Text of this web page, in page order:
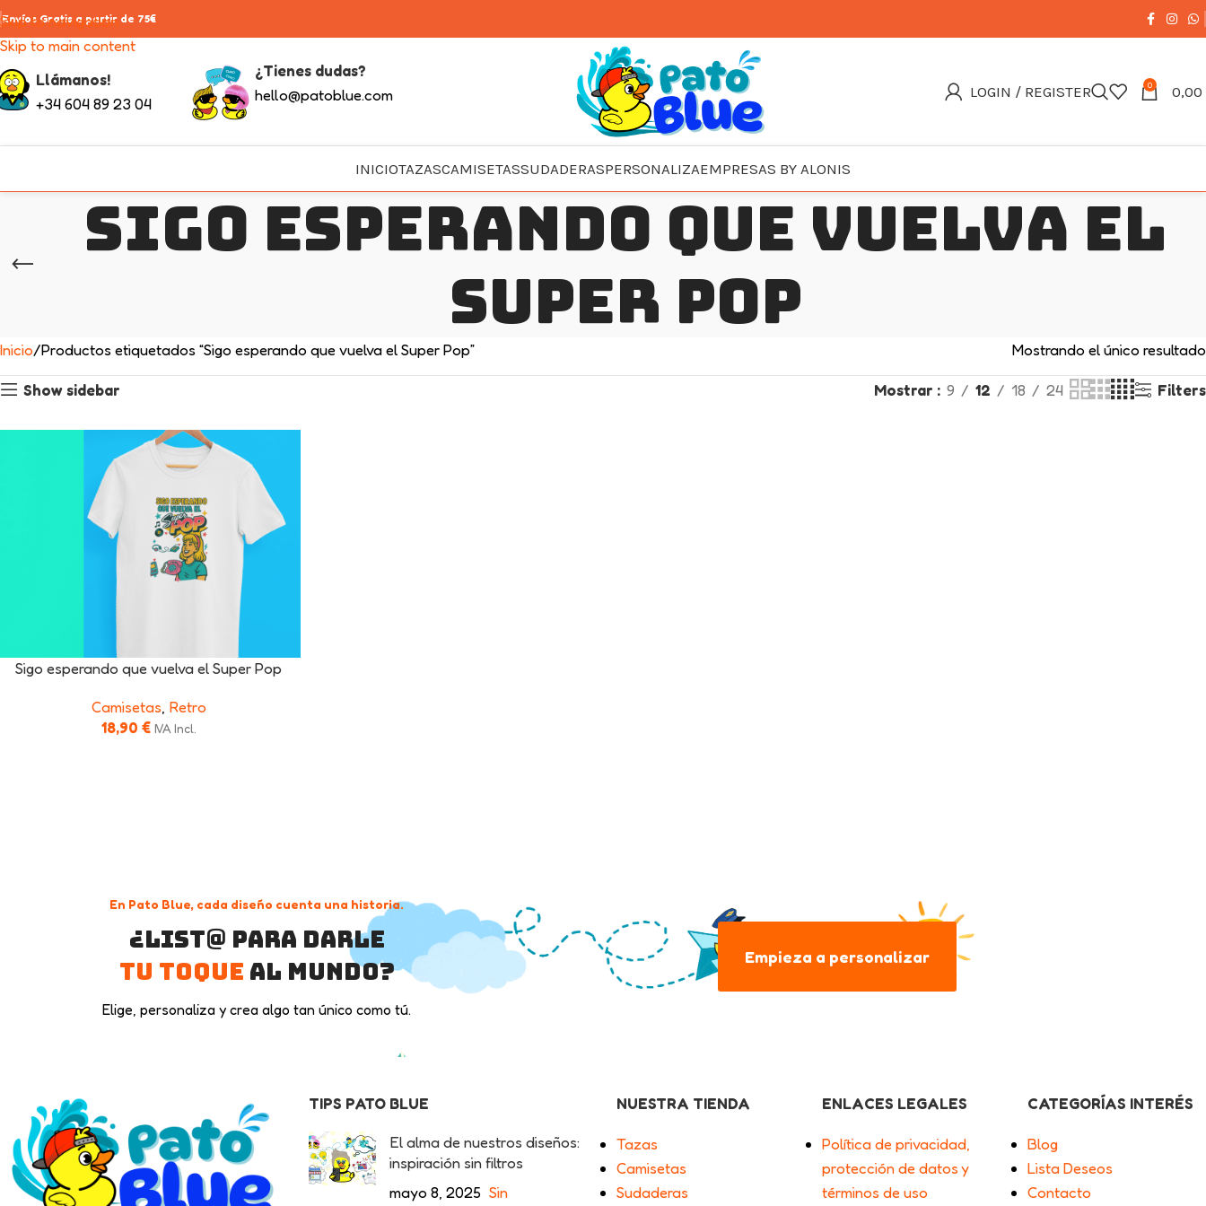
Skip to navigation
Skip to main content
Envíos Gratis a partir de 75€
Llámanos!
+34 604 89 23 04
¿Tienes dudas?
hello@patoblue.com
LOGIN / REGISTER 0 0,00
INICIOTAZASCAMISETASSUDADERASPERSONALIZAEMPRESAS BY ALONIS
Sigo esperando que vuelva el
Super Pop
Inicio Productos etiquetados “Sigo esperando que vuelva el Super Pop” Mostrando el único resultado
Show sidebar Mostrar 9 12 18 24 Filters
Sigo esperando que vuelva el Super Pop
Camisetas, Retro
18,90 € IVA Incl.
En Pato Blue, cada diseño cuenta una historia.
¿List@ para darle
tu toque al mundo?
Elige, personaliza y crea algo tan único como tú.
Empieza a personalizar
TIPS PATO BLUE
El alma de nuestros diseños:
inspiración sin filtros
mayo 8, 2025 Sin
NUESTRA TIENDA
Tazas
Camisetas
Sudaderas
ENLACES LEGALES
Política de privacidad,
protección de datos y
términos de uso
CATEGORÍAS INTERÉS
Blog
Lista Deseos
Contacto